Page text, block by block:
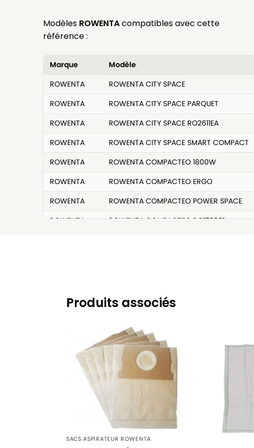
Modèles ROWENTAcompatibles avec cette
référence :
Marque
Modèle
ROWENTA
ROWENTA CITY SPACE
ROWENTA
ROWENTA CITY SPACE PARQUET
ROWENTA
ROWENTA CITY SPACE RO2611EA
ROWENTA
ROWENTA CITY SPACE SMART COMPACT
ROWENTA
ROWENTA COMPACTEO 1800W
ROWENTA
ROWENTA COMPACTEO ERGO
ROWENTA
ROWENTA COMPACTEO POWER SPACE
ROWENTA
ROWENTA COMPACTEO RO172601
ROWENTA
ROWENTA COMPACTEO UPGRADE RO177301
ROWENTA City Space RO2465WA
ROWENTA
ROWENTA City Space RO2614EA
ROWENTA
ROWENTA Compacteo RO173601
ROWENTA POWER SPACE
ROWENTA POWER SPACE 2000W
ROWENTA
ROWENTA POWER SPACE 2100W
Produits associés
SACS ASPIRATEUR ROWENTA